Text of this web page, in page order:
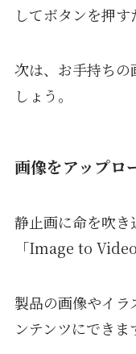
してボタンを押す
次は、お手持ちの
しょう。
画像をアップロ
静止画に命を吹
「Image to
製品の画像やイラ
ンテンツにできま